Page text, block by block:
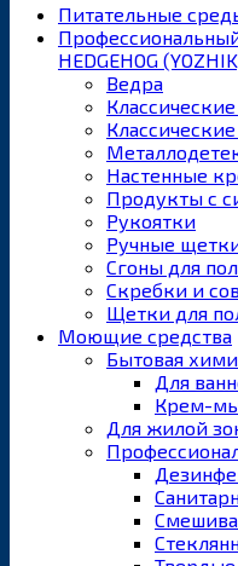
Питательные
HEDGEHOG
Ведра
Настенные
Продукты с
Рукоятки
Ручные
Сгоны для
Скребки и
Щетки для
Моющие средства
Бытовая
Для
Крем-
Для жилой